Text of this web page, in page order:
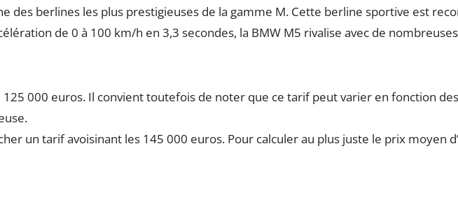
des berlines les plus prestigieuses de la gamme M. Cette berline sportive est
de 0 à 100 km/h en 3,3 secondes, la BMW M5 rivalise avec de
000 euros. Il convient toutefois de noter que ce tarif peut varier en fonction
un tarif avoisinant les 145 000 euros. Pour calculer au plus juste le prix moyen